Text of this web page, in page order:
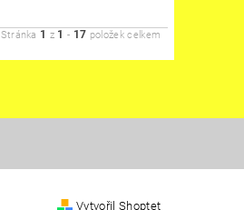
Stránka 1 z 1 - 17 položek celkem
Vytvořil Shoptet